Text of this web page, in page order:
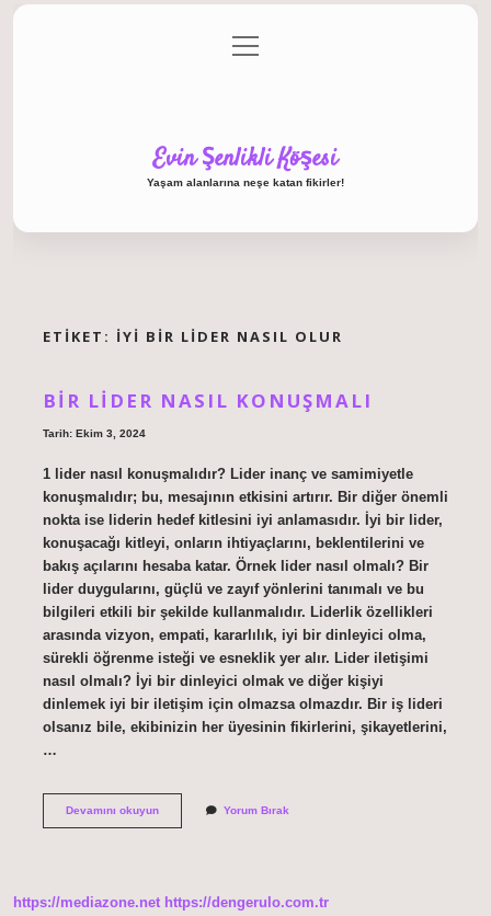
Gizlilik Politikası
menüyü
aç
Evin Şenlikli Köşesi
Yaşam alanlarına neşe katan fikirler!
ETIKET: İYI BIR LIDER NASIL OLUR
BIR LIDER NASIL KONUŞMALI
Tarih: Ekim 3, 2024
1 lider nasıl konuşmalıdır? Lider inanç ve samimiyetle
konuşmalıdır; bu, mesajının etkisini artırır. Bir diğer önemli
nokta ise liderin hedef kitlesini iyi anlamasıdır. İyi bir lider,
konuşacağı kitleyi, onların ihtiyaçlarını, beklentilerini ve
bakış açılarını hesaba katar. Örnek lider nasıl olmalı? Bir
lider duygularını, güçlü ve zayıf yönlerini tanımalı ve bu
bilgileri etkili bir şekilde kullanmalıdır. Liderlik özellikleri
arasında vizyon, empati, kararlılık, iyi bir dinleyici olma,
sürekli öğrenme isteği ve esneklik yer alır. Lider iletişimi
nasıl olmalı? İyi bir dinleyici olmak ve diğer kişiyi
dinlemek iyi bir iletişim için olmazsa olmazdır. Bir iş lideri
olsanız bile, ekibinizin her üyesinin fikirlerini, şikayetlerini,
…
Devamını okuyunBir
Yorum Bırak
https://mediazone.net https://dengerulo.com.tr